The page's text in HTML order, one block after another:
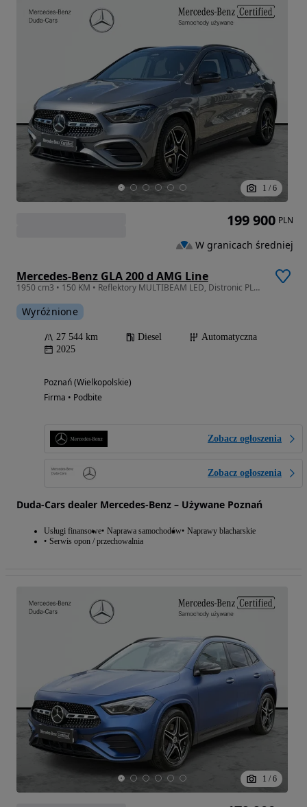
1 / 6
Mercedes-Benz GLA 200 d AMG Line
1950 cm3 • 150 KM • Reflektory MULTIBEAM LED, Distronic PLUS, Oświetlenie Ambiente
Wyróżnione
27 544 km Diesel
Automatyczna
2025
Poznań (Wielkopolskie)
Firma • Podbite
Zobacz ogłoszenia
Zobacz ogłoszenia
Duda-Cars dealer Mercedes-Benz – Używane Poznań
Usługi finansowe Naprawa samochodów Naprawy blacharskie
Serwis opon / przechowalnia
199 900 PLN
W granicach średniej
1 / 6